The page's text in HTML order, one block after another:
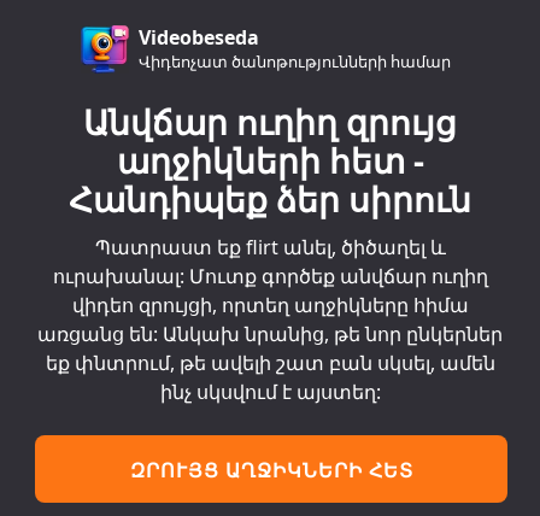
Videobeseda
Վիդեոչատ ծանոթությունների համար
Անվճար ուղիղ զրույց
աղջիկների հետ -
Հանդիպեք ձեր սիրուն
Պատրաստ եք flirt անել, ծիծաղել և
ուրախանալ: Մուտք գործեք անվճար ուղիղ
վիդեո զրույցի, որտեղ աղջիկները հիմա
առցանց են: Անկախ նրանից, թե նոր ընկերներ
եք փնտրում, թե ավելի շատ բան սկսել, ամեն
ինչ սկսվում է այստեղ:
ԶՐՈՒՅՑ ԱՂՋԻԿՆԵՐԻ ՀԵՏ